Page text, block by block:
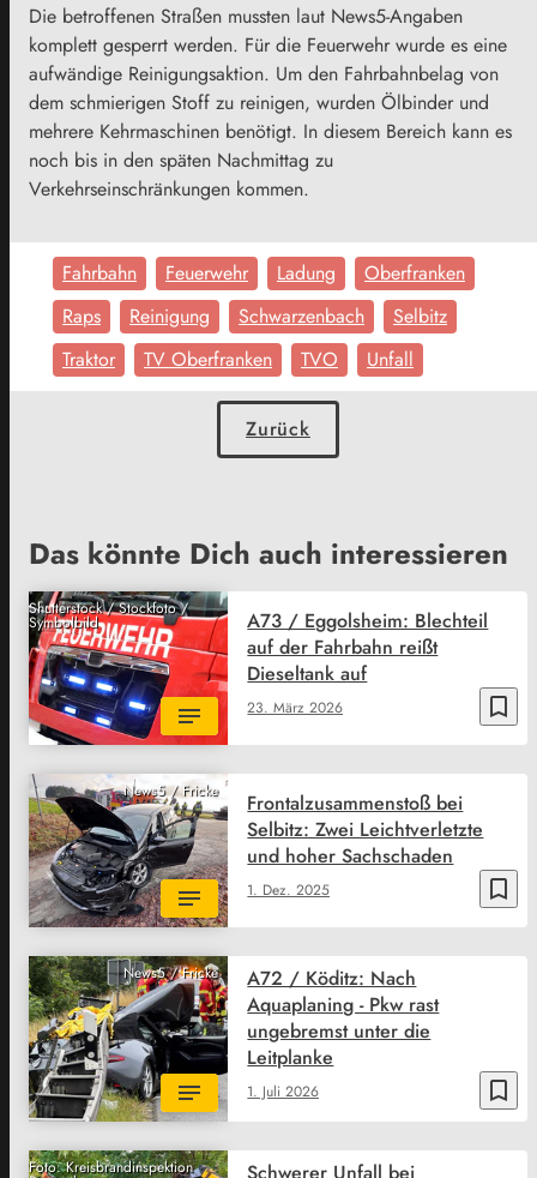
Die betroffenen Straßen mussten laut News5-Angaben
komplett gesperrt werden. Für die Feuerwehr wurde es eine
aufwändige Reinigungsaktion. Um den Fahrbahnbelag von
dem schmierigen Stoff zu reinigen, wurden Ölbinder und
mehrere Kehrmaschinen benötigt. In diesem Bereich kann es
noch bis in den späten Nachmittag zu
Verkehrseinschränkungen kommen.
Fahrbahn Feuerwehr Ladung
Oberfranken
Raps
Reinigung Schwarzenbach
Selbitz
Traktor
TV Oberfranken TVO Unfall
Zurück
Das könnte Dich auch interessieren
Shutterstock / Stockfoto /
Symbolbild
bookmark_border
23. März 2026
A73 / Eggolsheim: Blechteil
auf der Fahrbahn reißt
Dieseltank auf
News5 / Fricke
bookmark_border
1. Dez. 2025
Frontalzusammenstoß bei
Selbitz: Zwei Leichtverletzte
und hoher Sachschaden
News5 / Fricke
bookmark_border
1. Juli 2026
A72 / Köditz: Nach
Aquaplaning - Pkw rast
ungebremst unter die
Leitplanke
Foto: Kreisbrandinspektion
Schwerer Unfall bei